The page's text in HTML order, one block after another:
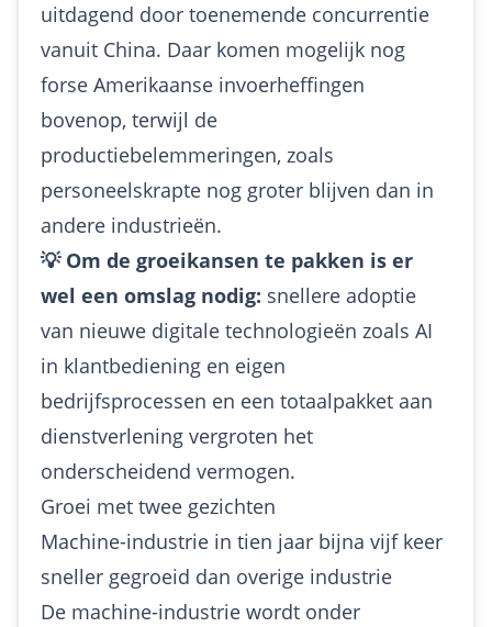
uitdagend door toenemende concurrentie
vanuit China. Daar komen mogelijk nog
forse Amerikaanse invoerheffingen
bovenop, terwijl de
productiebelemmeringen, zoals
personeelskrapte nog groter blijven dan in
andere industrieën.
💡 Om de groeikansen te pakken is er
wel een omslag nodig: snellere adoptie
van nieuwe digitale technologieën zoals AI
in klantbediening en eigen
bedrijfsprocessen en een totaalpakket aan
dienstverlening vergroten het
onderscheidend vermogen.
Groei met twee gezichten
Machine-industrie in tien jaar bijna vijf keer
sneller gegroeid dan overige industrie
De machine-industrie wordt onder